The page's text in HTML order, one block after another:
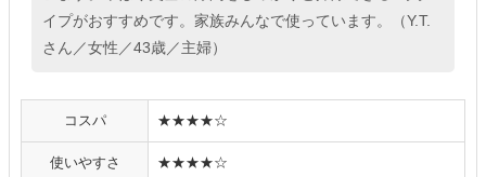
イプがおすすめです。家族みんなで使っています。（Y.T.
さん／女性／43歳／主婦）
コスパ ★★★★☆
使いやすさ ★★★★☆